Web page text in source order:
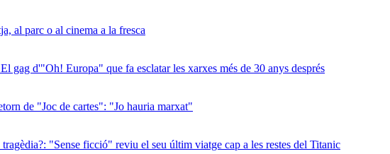
al parc o al cinema a la fresca
gag d'"Oh! Europa" que fa esclatar les xarxes més de 30 anys després
de "Joc de cartes": "Jo hauria marxat"
"Sense ficció" reviu el seu últim viatge cap a les restes del Titanic